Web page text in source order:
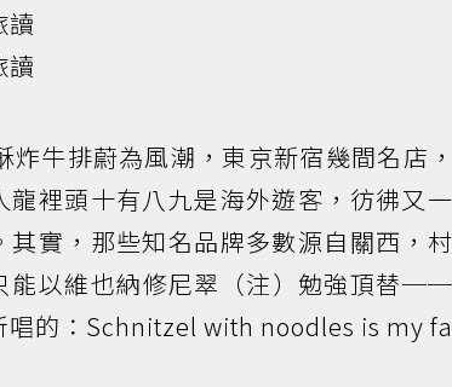
讀
讀
炸牛排蔚為風潮，東京新宿幾間名店
龍裡頭十有八九是海外遊客，彷彿又
其實，那些知名品牌多數源自關西，
能以維也納修尼翠（注）勉強頂替
唱的：Schnitzel with noodles is my